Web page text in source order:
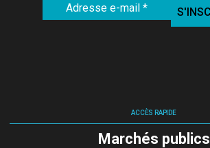
ACCÈS RAPIDE
Marchés publics